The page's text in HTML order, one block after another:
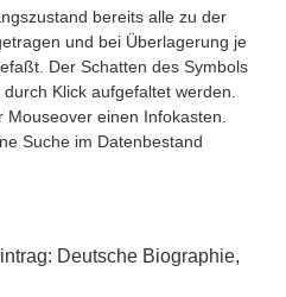
bereits alle zu der
und bei Überlagerung je
Der Schatten des Symbols
Klick aufgefaltet werden.
einen Infokasten.
Suche im Datenbestand
Deutsche Biographie,